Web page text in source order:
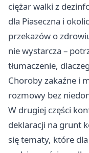
ciężar walki z
dla Piaseczna i
przekazów o
nie wystarcza –
tłumaczenie,
Choroby zakaźne i
rozmowy bez
W drugiej części
deklaracji na grunt
się tematy, które